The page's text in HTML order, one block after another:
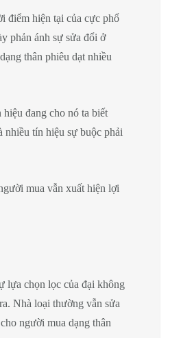
điểm hiện tại của cực phổ
phản ánh sự sửa đổi ở
thân phiêu dạt nhiều
đang cho nó ta biết
nhiều tín hiệu sự buộc phải
mua vẫn xuất hiện lợi
lựa chọn lọc của đại không
Nhà loại thường vẫn sửa
người mua dạng thân